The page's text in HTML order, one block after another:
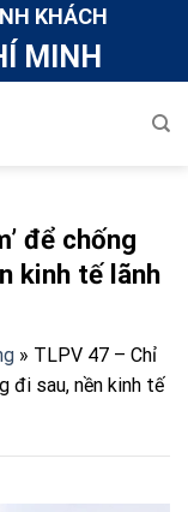
KHÁCH
MINH
để chống
kinh tế lãnh
» TLPV 47 – Chỉ
đi sau, nền kinh tế